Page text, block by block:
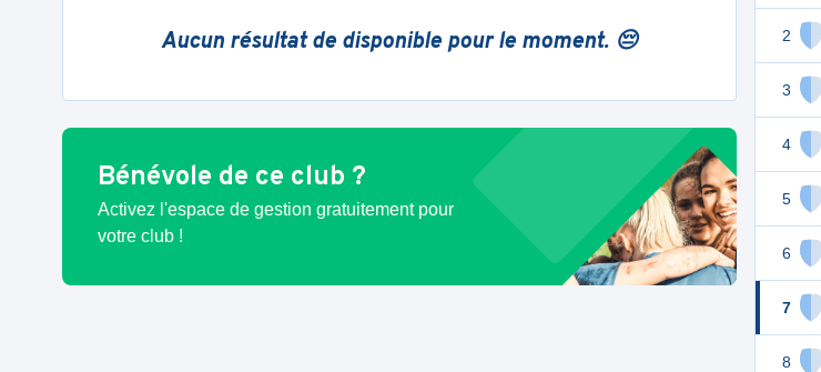
Aucun résultat de disponible pour le moment. 😔
Bénévole de ce club ?
Activez l'espace de gestion gratuitement pour
votre club !
2
3
4
5
6
7
8